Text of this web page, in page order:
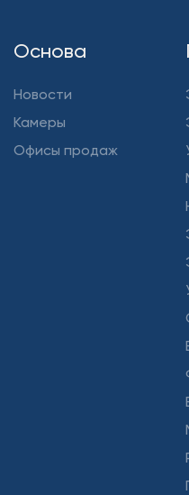
Основа
Новости
Камеры
Офисы продаж